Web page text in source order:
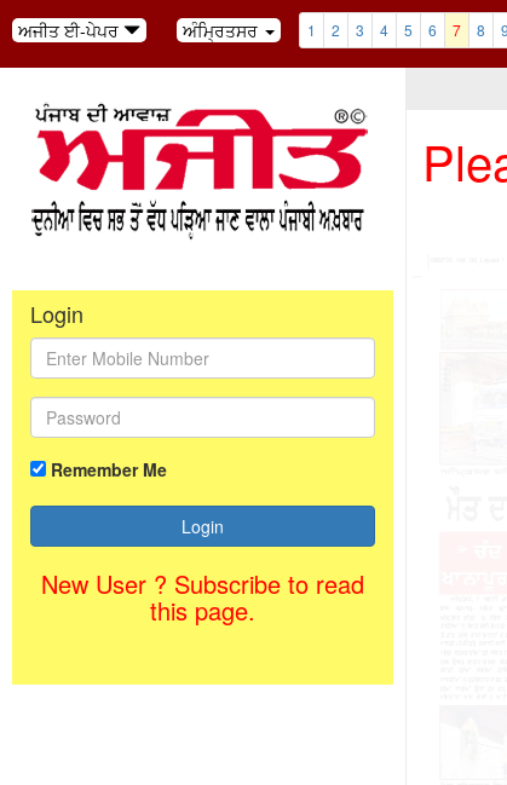
ਅਜੀਤ ਈ-ਪੇਪਰ ਅੰਮ੍ਰਿਤਸਰ 1 2 3 4 5 6 7 8 9
Login
Remember Me
New User ? Subscribe to read
this page.